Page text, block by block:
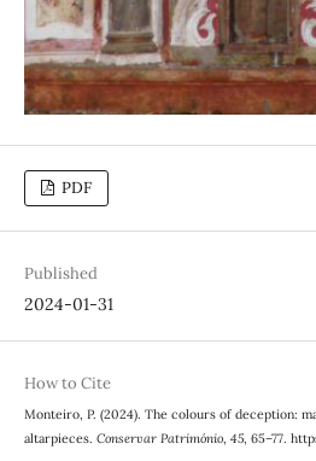
PDF
Published
2024-01-31
How to Cite
Monteiro, P. (2024). The colours of deception:
altarpieces. Conservar Património, 45, 65–77.